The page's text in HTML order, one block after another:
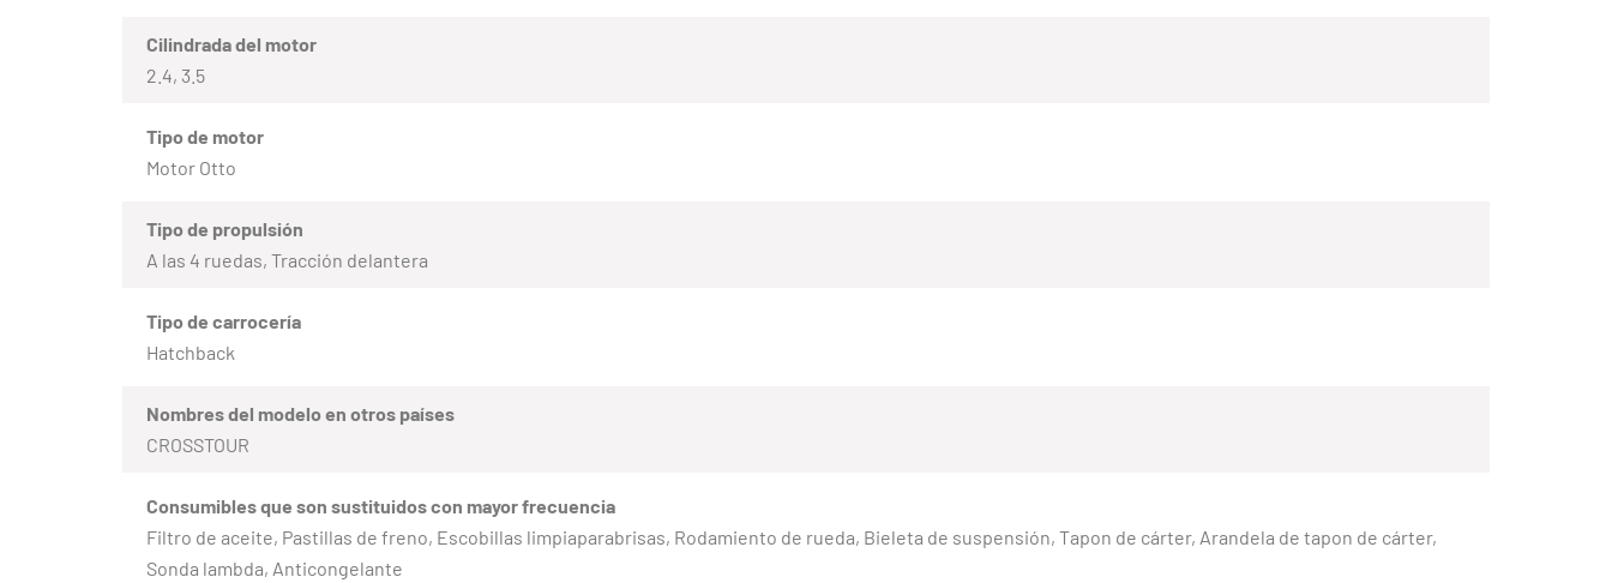
Cilindrada del motor
2.4, 3.5
Tipo de motor
Motor Otto
Tipo de propulsión
A las 4 ruedas, Tracción delantera
Tipo de carrocería
Hatchback
Nombres del modelo en otros países
CROSSTOUR
Consumibles que son sustituidos con mayor frecuencia
Filtro de aceite, Pastillas de freno, Escobillas limpiaparabrisas, Rodamiento de rueda, Bieleta de suspensión, Tapon de cárter, Arandela de tapon de cárter,
Sonda lambda, Anticongelante